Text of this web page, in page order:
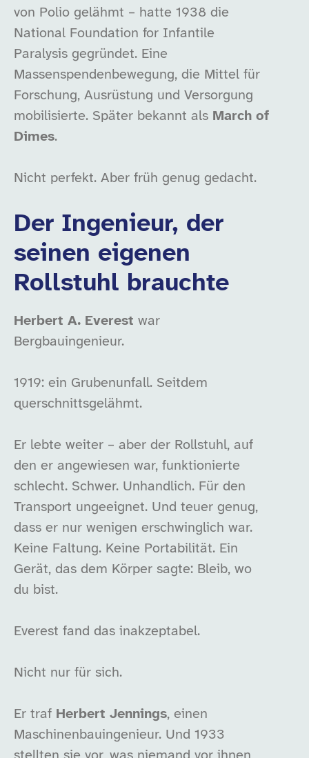
von Polio gelähmt – hatte 1938 die
National Foundation for Infantile
Paralysis gegründet. Eine
Massenspendenbewegung, die Mittel für
Forschung, Ausrüstung und Versorgung
mobilisierte. Später bekannt als March of
Dimes.
Nicht perfekt. Aber früh genug gedacht.
Der Ingenieur, der
seinen eigenen
Rollstuhl brauchte
Herbert A. Everest war
Bergbauingenieur.
1919: ein Grubenunfall. Seitdem
querschnittsgelähmt.
Er lebte weiter – aber der Rollstuhl, auf
den er angewiesen war, funktionierte
schlecht. Schwer. Unhandlich. Für den
Transport ungeeignet. Und teuer genug,
dass er nur wenigen erschwinglich war.
Keine Faltung. Keine Portabilität. Ein
Gerät, das dem Körper sagte: Bleib, wo
du bist.
Everest fand das inakzeptabel.
Nicht nur für sich.
Er traf Herbert Jennings, einen
Maschinenbauingenieur. Und 1933